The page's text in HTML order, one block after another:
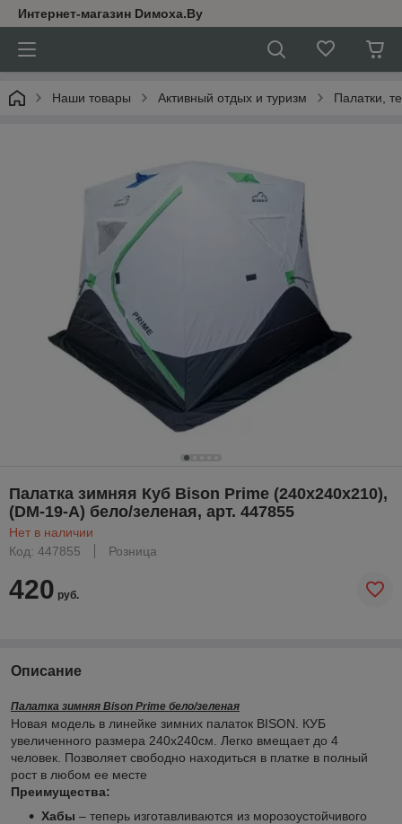
Интернет-магазин Dимoхa.By
Наши товары Активный отдых и туризм Палатки,
Палатка зимняя Куб Bison Prime (240х240х210),
(DM-19-A) бело/зеленая, арт. 447855
Нет в наличии
Код: 447855
Розница
420 руб.
Описание
Палатка зимняя Bison Prime бело/зеленая
Новая модель в линейке зимних палаток BISON. КУБ
увеличенного размера 240х240см. Легко вмещает до 4
человек. Позволяет свободно находиться в платке в полный
рост в любом ее месте
Преимущества:
Хабы – теперь изготавливаются из морозоустойчивого